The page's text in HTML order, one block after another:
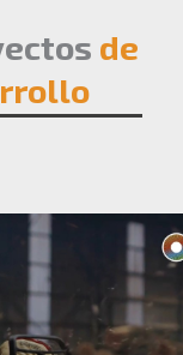
de